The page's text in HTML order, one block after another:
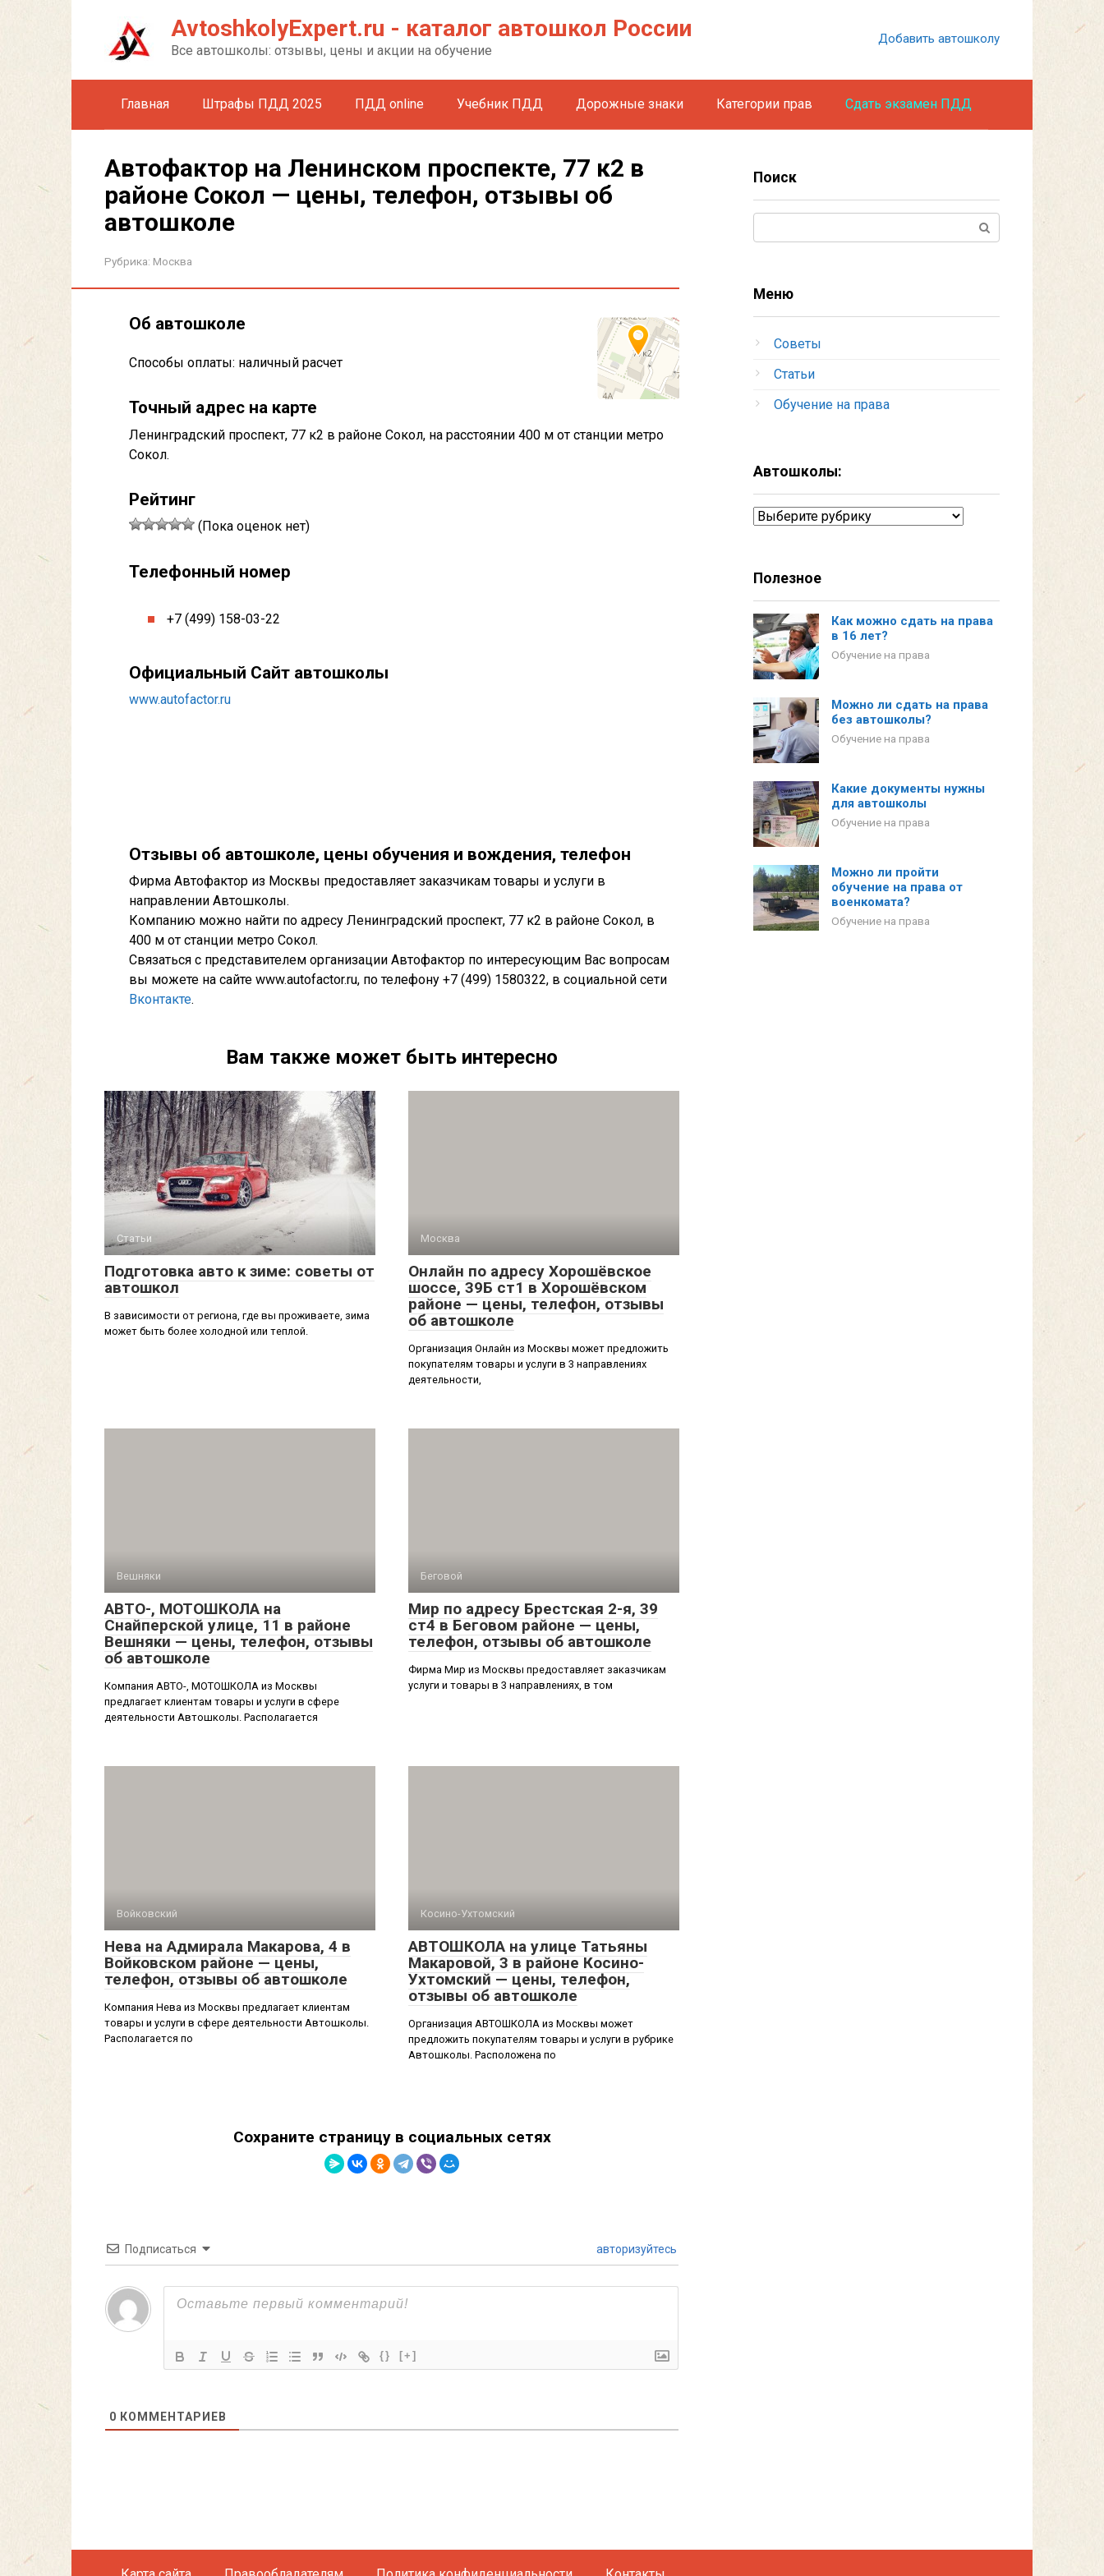
AvtoshkolyExpert.ru - каталог автошкол России
Все автошколы: отзывы, цены и акции на обучение
Добавить автошколу
Главная Штрафы ПДД 2025 ПДД online Учебник ПДД Дорожные знаки Категории прав Сдать экзамен ПДД
Автофактор на Ленинском проспекте, 77 к2 в
районе Сокол — цены, телефон, отзывы об
автошколе
Рубрика: Москва
Об автошколе
Способы оплаты: наличный расчет
Точный адрес на карте
Ленинградский проспект, 77 к2 в районе Сокол, на расстоянии 400 м от станции метро
Сокол.
Рейтинг
(Пока оценок нет)
Телефонный номер
+7 (499) 158-03-22
Официальный Сайт автошколы
www.autofactor.ru
Отзывы об автошколе, цены обучения и вождения, телефон
Фирма Автофактор из Москвы предоставляет заказчикам товары и услуги в
направлении Автошколы.
Компанию можно найти по адресу Ленинградский проспект, 77 к2 в районе Сокол, в
400 м от станции метро Сокол.
Связаться с представителем организации Автофактор по интересующим Вас вопросам
вы можете на сайте www.autofactor.ru, по телефону +7 (499) 1580322, в социальной сети
Вконтакте.
Вам также может быть интересно
Статьи
Подготовка авто к зиме: советы от
автошкол
В зависимости от региона, где вы проживаете, зима
может быть более холодной или теплой.
Москва
Онлайн по адресу Хорошёвское
шоссе, 39Б ст1 в Хорошёвском
районе — цены, телефон, отзывы
об автошколе
Организация Онлайн из Москвы может предложить
покупателям товары и услуги в 3 направлениях
деятельности,
Вешняки
АВТО-, МОТОШКОЛА на
Снайперской улице, 11 в районе
Вешняки — цены, телефон, отзывы
об автошколе
Компания АВТО-, МОТОШКОЛА из Москвы
предлагает клиентам товары и услуги в сфере
деятельности Автошколы. Располагается
Беговой
Мир по адресу Брестская 2-я, 39
ст4 в Беговом районе — цены,
телефон, отзывы об автошколе
Фирма Мир из Москвы предоставляет заказчикам
услуги и товары в 3 направлениях, в том
Войковский
Нева на Адмирала Макарова, 4 в
Войковском районе — цены,
телефон, отзывы об автошколе
Компания Нева из Москвы предлагает клиентам
товары и услуги в сфере деятельности Автошколы.
Располагается по
Косино-Ухтомский
АВТОШКОЛА на улице Татьяны
Макаровой, 3 в районе Косино-
Ухтомский — цены, телефон,
отзывы об автошколе
Организация АВТОШКОЛА из Москвы может
предложить покупателям товары и услуги в рубрике
Автошколы. Расположена по
Сохраните страницу в социальных сетях
Подписаться авторизуйтесь
{} [+]
0 КОММЕНТАРИЕВ
Поиск
Меню
Советы
Статьи
Обучение на права
Автошколы:
Автошколы:
Полезное
Как можно сдать на права
в 16 лет?
Обучение на права
Можно ли сдать на права
без автошколы?
Обучение на права
Какие документы нужны
для автошколы
Обучение на права
Можно ли пройти
обучение на права от
военкомата?
Обучение на права